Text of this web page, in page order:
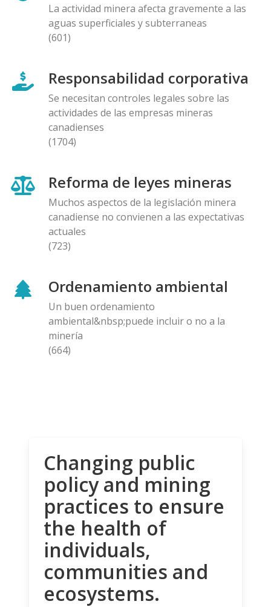
La actividad minera afecta gravemente a las
aguas superficiales y subterraneas
(601)
Responsabilidad corporativa
Se necesitan controles legales sobre las
actividades de las empresas mineras
canadienses
(1704)
Reforma de leyes mineras
Muchos aspectos de la legislación minera
canadiense no convienen a las expectativas
actuales
(723)
Ordenamiento ambiental
Un buen ordenamiento
ambiental&nbsp;puede incluir o no a la
minería
(664)
Changing public
policy and mining
practices to ensure
the health of
individuals,
communities and
ecosystems.